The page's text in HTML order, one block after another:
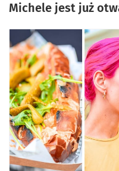
Michele jest już